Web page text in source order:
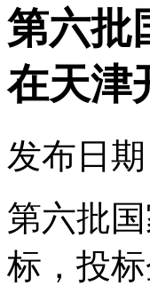
第六批
在天津
发布日
第六批
标，投